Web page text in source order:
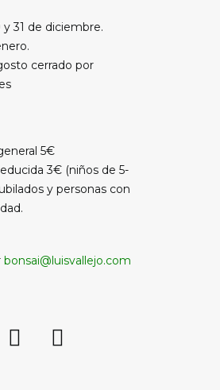
y 31 de diciembre.
cerrado por
5€
3€ (niños de 5-
y personas con
bonsai@luisvallejo.com